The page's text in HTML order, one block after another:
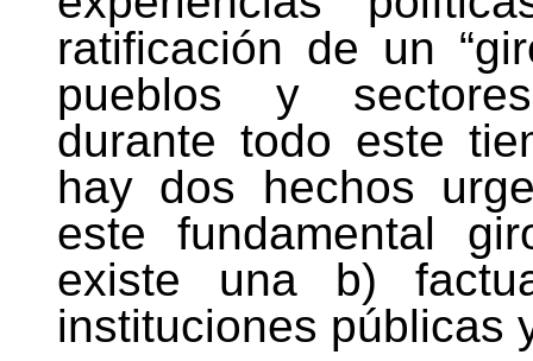
ratificación de un
pueblos y
durante todo este
hay dos hechos
este fundamental
existe una b)
instituciones públicas